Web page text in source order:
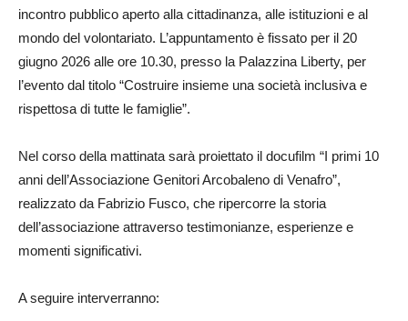
incontro pubblico aperto alla cittadinanza, alle istituzioni e al
mondo del volontariato. L’appuntamento è fissato per il 20
giugno 2026 alle ore 10.30, presso la Palazzina Liberty, per
l’evento dal titolo “Costruire insieme una società inclusiva e
rispettosa di tutte le famiglie”.
Nel corso della mattinata sarà proiettato il docufilm “I primi 10
anni dell’Associazione Genitori Arcobaleno di Venafro”,
realizzato da Fabrizio Fusco, che ripercorre la storia
dell’associazione attraverso testimonianze, esperienze e
momenti significativi.
A seguire interverranno: